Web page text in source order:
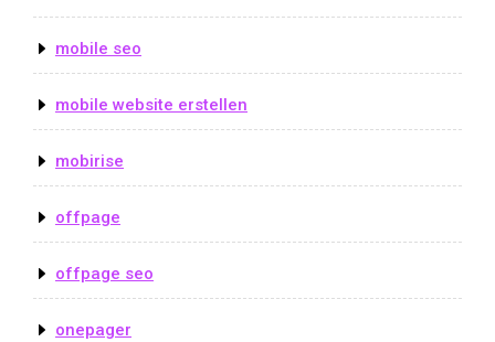
mobile seo
mobile website erstellen
mobirise
offpage
offpage seo
onepager